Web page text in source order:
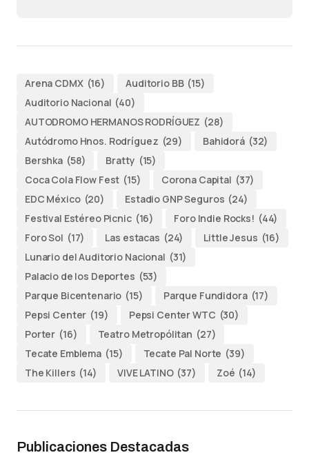
Arena CDMX (16) Auditorio BB (15)
Auditorio Nacional (40)
AUTODROMO HERMANOS RODRÍGUEZ (28)
Autódromo Hnos. Rodríguez (29) Bahidorá (32)
Bershka (58) Bratty (15)
Coca Cola Flow Fest (15) Corona Capital (37)
EDC México (20) Estadio GNP Seguros (24)
Festival Estéreo Picnic (16) Foro Indie Rocks! (44)
Foro Sol (17) Las estacas (24) Little Jesus (16)
Lunario del Auditorio Nacional (31)
Palacio de los Deportes (53)
Parque Bicentenario (15) Parque Fundidora (17)
Pepsi Center (19) Pepsi Center WTC (30)
Porter (16) Teatro Metropólitan (27)
Tecate Emblema (15) Tecate Pal Norte (39)
The Killers (14) VIVE LATINO (37) Zoé (14)
Publicaciones Destacadas